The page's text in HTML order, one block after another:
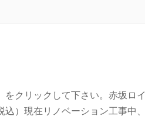
クリックして下さい。赤坂ロイ
）現在リノベーション工事中、